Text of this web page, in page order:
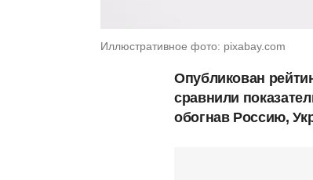
Иллюстративное фото: pixabay.com
Опубликован
сравнили
обогнав Россию,